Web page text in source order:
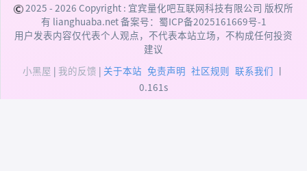
2025 - 2026 Copyright : 宜宾量化吧互联网科技有限公司 版权所
有 lianghuaba.net 备案号： 蜀ICP备2025161669号-1
用户发表内容仅代表个人观点，不代表本站立场，不构成任何投资
建议
小黑屋 | 我的反馈 | 关于本站 免责声明 社区规则 联系我们 丨
0.161s